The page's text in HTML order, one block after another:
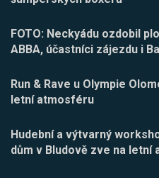
FOTO: Neckyádu ozdobil
ABBA, účastníci zájezdu i
Run & Rave u Olympie
letní atmosféru
Hudební a výtvarný
dům v Bludově zve na letní